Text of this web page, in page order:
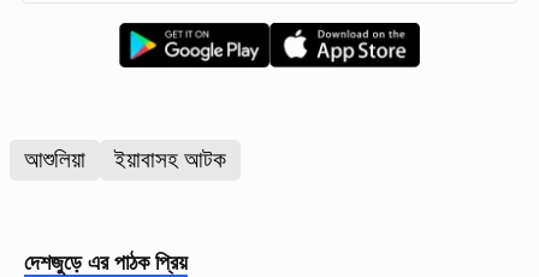
আশুলিয়া ইয়াবাসহ আটক
দেশজুড়ে এর পাঠক প্রিয়